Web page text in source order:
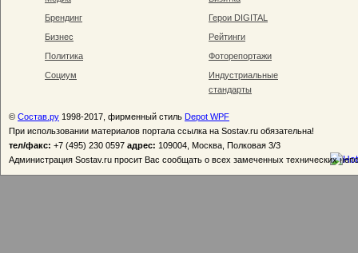
Брендинг
Бизнес
Политика
Социум
Герои DIGITAL
Рейтинги
Фоторепортажи
Индустриальные
стандарты
© Состав.ру 1998-2017, фирменный стиль Depot WPF
При использовании материалов портала ссылка на Sostav.ru обязательна!
тел/факс: +7 (495) 230 0597 адрес: 109004, Москва, Полковая 3/3
Администрация Sostav.ru просит Вас сообщать о всех замеченных технических